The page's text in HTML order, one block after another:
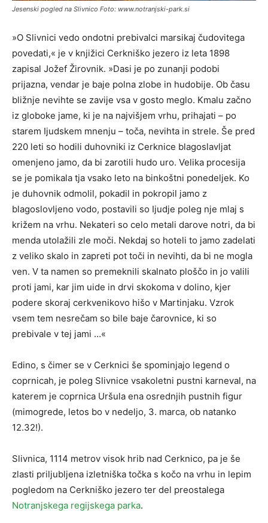
Jesenski pogled na Slivnico Foto: www.notranjski-park.si
»O Slivnici vedo ondotni prebivalci marsikaj čudovitega
povedati,« je v knjižici Cerkniško jezero iz leta 1898
zapisal Jožef Žirovnik. »Dasi je po zunanji podobi
prijazna, vendar je baje polna zlobe in hudobije. Ob času
bližnje nevihte se zavije vsa v gosto meglo. Kmalu začno
iz globoke jame, ki je na najvišjem vrhu, prihajati – po
starem Ijudskem mnenju – toča, nevihta in strele. Še pred
220 leti so hodili duhovniki iz Cerknice blagoslavljat
omenjeno jamo, da bi zarotili hudo uro. Velika procesija
se je pomikala tja vsako leto na binkoštni ponedeljek. Ko
je duhovnik odmolil, pokadil in pokropil jamo z
blagoslovljeno vodo, postavili so Ijudje poleg nje mlaj s
križem na vrhu. Nekateri so celo metali darove notri, da bi
menda utolažili zle moči. Nekdaj so hoteli to jamo zadelati
z veliko skalo in zapreti pot toči in nevihti, da bi ne mogla
ven. V ta namen so premeknili skalnato ploščo in jo valili
proti jami, kar jim uide in drvi skokoma v dolino, kjer
podere skoraj cerkvenikovo hišo v Martinjaku. Vzrok
vsem tem nesrečam so bile baje čarovnice, ki so
prebivale v tej jami …«
Edino, s čimer se v Cerknici še spominjajo legend o
coprnicah, je poleg Slivnice vsakoletni pustni karneval, na
katerem je coprnica Uršula ena osrednjih pustnih figur
(mimogrede, letos bo v nedeljo, 3. marca, ob natanko
12.32!).
Slivnica, 1114 metrov visok hrib nad Cerknico, pa je še
zlasti priljubljena izletniška točka s kočo na vrhu in lepim
pogledom na Cerkniško jezero ter del preostalega
Notranjskega regijskega parka.